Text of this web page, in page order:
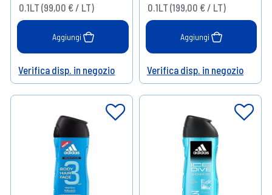
0.1LT (99,00 € / LT)
Aggiungi
Help
Verifica disp. in negozio
0.1LT (199,00 € / LT)
Aggiungi
Help
Verifica disp. in negozio